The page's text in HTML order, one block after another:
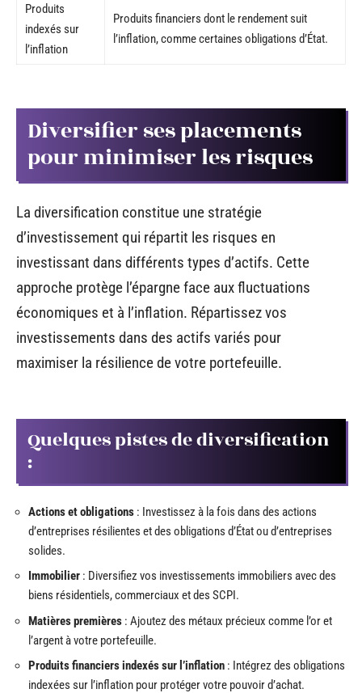
Produits
indexés sur
l’inflation
Produits financiers dont le rendement suit
l’inflation, comme certaines obligations d’État.
Diversifier ses placements
pour minimiser les risques
La diversification constitue une stratégie
d’investissement qui répartit les risques en
investissant dans différents types d’actifs. Cette
approche protège l’épargne face aux fluctuations
économiques et à l’inflation. Répartissez vos
investissements dans des actifs variés pour
maximiser la résilience de votre portefeuille.
Quelques pistes de diversification
:
Actions et obligations : Investissez à la fois dans des actions
d’entreprises résilientes et des obligations d’État ou d’entreprises
solides.
Immobilier : Diversifiez vos investissements immobiliers avec des
biens résidentiels, commerciaux et des SCPI.
Matières premières : Ajoutez des métaux précieux comme l’or et
l’argent à votre portefeuille.
Produits financiers indexés sur l’inflation : Intégrez des obligations
indexées sur l’inflation pour protéger votre pouvoir d’achat.